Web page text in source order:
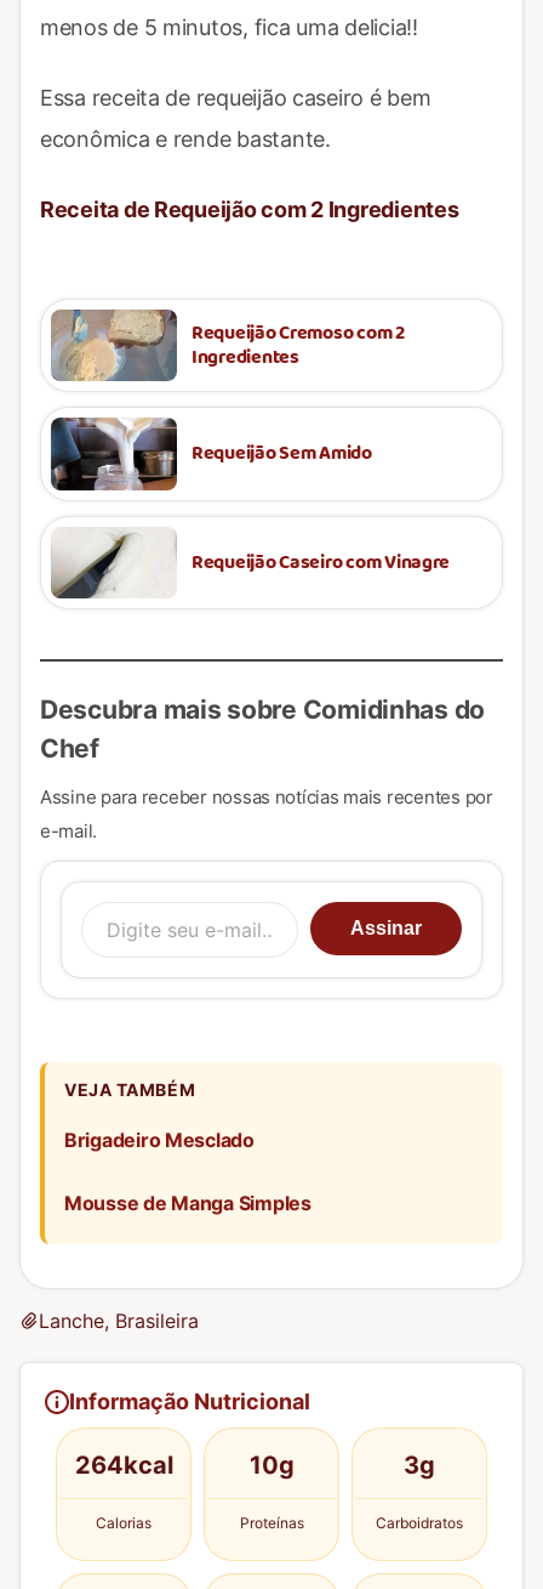
menos de 5 minutos, fica uma delicia!!
Essa receita de requeijão caseiro é bem
econômica e rende bastante.
Receita de Requeijão com 2 Ingredientes
Requeijão Cremoso com 2
Ingredientes
Requeijão Sem Amido
Requeijão Caseiro com Vinagre
Descubra mais sobre Comidinhas do
Chef
Assine para receber nossas notícias mais recentes por
e-mail.
Digite seu e-mail…
Assinar
VEJA TAMBÉM
Brigadeiro Mesclado
Mousse de Manga Simples
Lanche, Brasileira
Informação Nutricional
264kcal
Calorias
10g
Proteínas
3g
Carboidratos